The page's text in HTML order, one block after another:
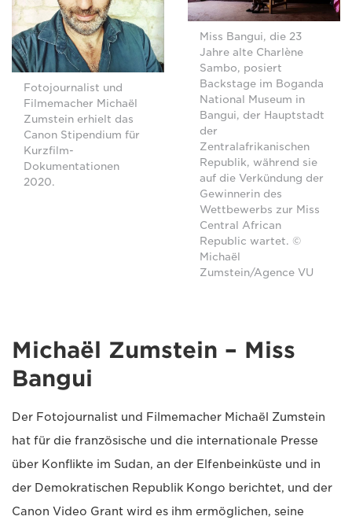
Fotojournalist und
Filmemacher Michaël
Zumstein erhielt das
Canon Stipendium für
Kurzfilm-
Dokumentationen
2020.
Miss Bangui, die 23
Jahre alte Charlène
Sambo, posiert
Backstage im Boganda
National Museum in
Bangui, der Hauptstadt
der
Zentralafrikanischen
Republik, während sie
auf die Verkündung der
Gewinnerin des
Wettbewerbs zur Miss
Central African
Republic wartet. ©
Michaël
Zumstein/Agence VU
Michaël Zumstein – Miss
Bangui
Der Fotojournalist und Filmemacher Michaël Zumstein
hat für die französische und die internationale Presse
über Konflikte im Sudan, an der Elfenbeinküste und in
der Demokratischen Republik Kongo berichtet, und der
Canon Video Grant wird es ihm ermöglichen, seine